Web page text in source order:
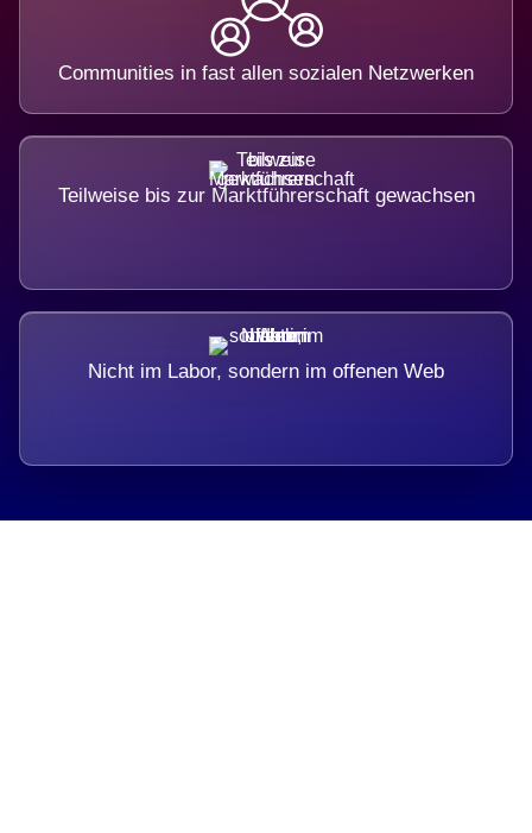
Communities in fast allen sozialen Netzwerken
Teilweise bis zur Marktführerschaft gewachsen
Nicht im Labor, sondern im offenen Web